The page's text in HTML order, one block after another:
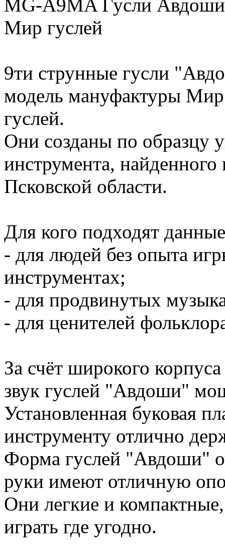
MG-A9MA Гусли Авдоши,
Мир гуслей
9ти струнные гусли
модель мануфактуры
гуслей.
Они созданы по образцу
инструмента,
Псковской области.
Для кого подходят
- для людей без опыта
инструментах;
- для продвинутых
- для ценителей
За счёт широкого
звук гуслей "Авдоши"
Установленная буковая
инструменту отлично
Форма гуслей "Авдоши"
руки имеют отличную
Они легкие и
играть где угодно.